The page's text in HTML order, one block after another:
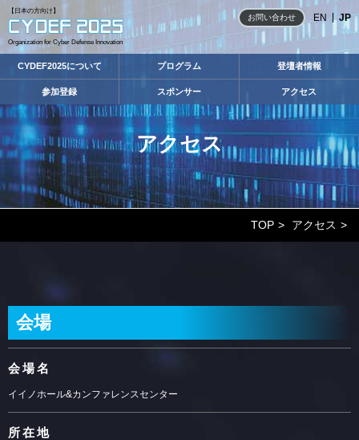
【日本の方向け】
Organization for Cyber Defense Innovation
CYDEF2025について プログラム 登壇者情報
参加登録 スポンサー アクセス
お問い合わせ EN JP
アクセス
TOP アクセス
会場
会場名
イイノホール&カンファレンスセンター
所在地